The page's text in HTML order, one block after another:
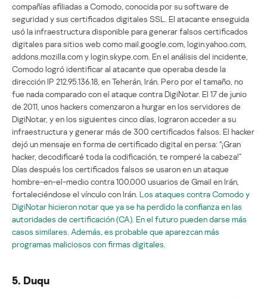
compañías afiliadas a Comodo, conocida por su software de
seguridad y sus certificados digitales SSL. El atacante enseguida
usó la infraestructura disponible para generar falsos certificados
digitales para sitios web como mail.google.com, login.yahoo.com,
addons.mozilla.com y login.skype.com. En el análisis del incidente,
Comodo logró identificar al atacante que operaba desde la
dirección IP 212.95.136.18, en Teherán, Irán. Pero por el tamaño, no
fue nada comparado con el ataque contra DigiNotar. El 17 de junio
de 2011, unos hackers comenzaron a hurgar en los servidores de
DigiNotar, y en los siguientes cinco días, lograron acceder a su
infraestructura y generar más de 300 certificados falsos. El hacker
dejó un mensaje en forma de certificado digital en persa: “¡Gran
hacker, decodificaré toda la codificación, te romperé la cabeza!”
Días después los certificados falsos se usaron en un ataque
hombre-en-el-medio contra 100.000 usuarios de Gmail en Irán,
fortaleciéndose el vínculo con Irán. Los ataques contra Comodo y
DigiNotar hicieron notar que ya se ha perdido la confianza en las
autoridades de certificación (CA). En el futuro pueden darse más
casos similares. Además, es probable que aparezcan más
programas maliciosos con firmas digitales.
5. Duqu